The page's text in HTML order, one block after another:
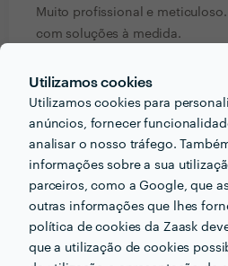
Utilizamos cookies
Utilizamos cookies para
anúncios, fornecer
analisar o nosso tráfego.
informações sobre a sua
parceiros, como a Google, que
outras informações que lhes
política de cookies da Zaask
que a utilização de cookies
Muito profissional e
com soluções à medida.
Nuno Costa
Instalações IKEA
Cliente Zaask
Remodelações IKEA